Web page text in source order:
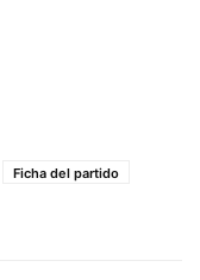
Ficha del partido